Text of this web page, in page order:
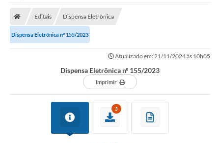
Editais Dispensa Eletrônica
Dispensa Eletrônica nº 155/2023
Atualizado em: 21/11/2024 às 10h05
Dispensa Eletrônica nº 155/2023
Imprimir
3